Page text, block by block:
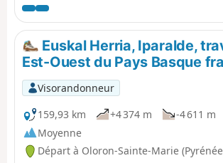
moutons et des bergers. Après une visite
pour admirer du haut les gorges,
nous rejoignons le Col de d'Errayzéko
frontière 256.Là, un véhicule nous attend
le Refuge Jeandel, histoire d'éviter 8 km
frontalière.
Euskal Herria, Iparalde,
Est-Ouest du Pays Basque
Visorandonneur
159,93 km
+4 374 m -4 611 m
Moyenne
Départ à Oloron-Sainte-Marie